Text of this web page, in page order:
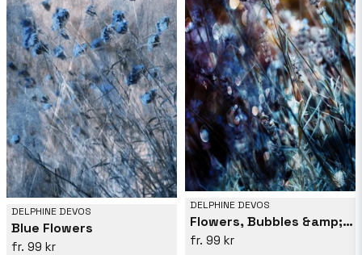
DELPHINE DEVOS
Blue Flowers
99 kr
DELPHINE DEVOS
Flowers, Bubbles &amp; Dreams
99 kr